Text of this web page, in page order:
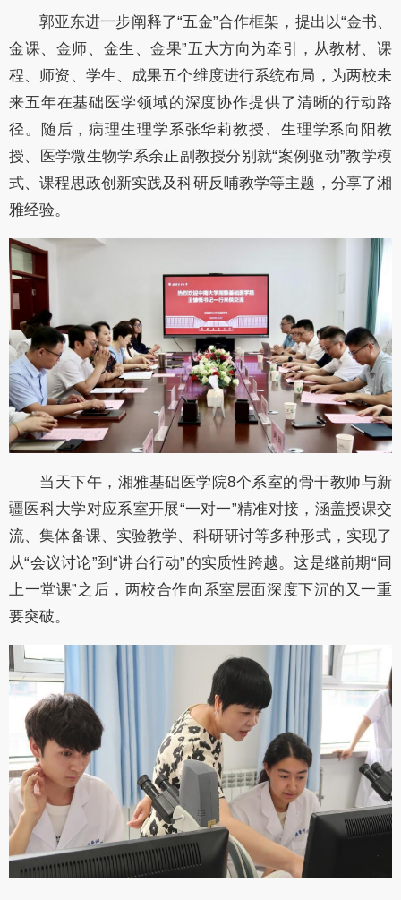
郭亚东进一步阐释了“五金”合作框架，提出以“金书、
金课、金师、金生、金果”五大方向为牵引，从教材、课
程、师资、学生、成果五个维度进行系统布局，为两校未
来五年在基础医学领域的深度协作提供了清晰的行动路
径。随后，病理生理学系张华莉教授、生理学系向阳教
授、医学微生物学系余正副教授分别就“案例驱动”教学模
式、课程思政创新实践及科研反哺教学等主题，分享了湘
雅经验。
当天下午，湘雅基础医学院8个系室的骨干教师与新
疆医科大学对应系室开展“一对一”精准对接，涵盖授课交
流、集体备课、实验教学、科研研讨等多种形式，实现了
从“会议讨论”到“讲台行动”的实质性跨越。这是继前期“同
上一堂课”之后，两校合作向系室层面深度下沉的又一重
要突破。